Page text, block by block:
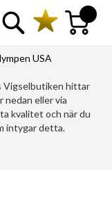
Sök
Min
USA
Vigselbutiken hittar
nedan eller via
kvalitet och när du
intygar detta.